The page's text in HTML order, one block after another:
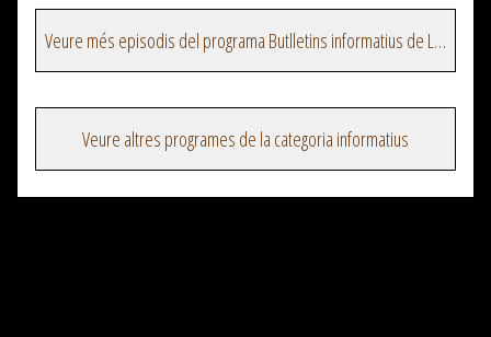
Veure més episodis del programa Butlletins informatius de La Xarxa
Veure altres programes de la categoria informatius